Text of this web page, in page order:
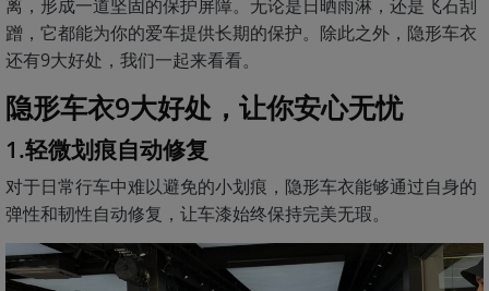
离，形成一道坚固的保护屏障。无论是日晒雨淋，还是飞石刮
蹭，它都能为你的爱车提供长期的保护。除此之外，隐形车衣
还有9大好处，我们一起来看看。
隐形车衣9大好处，让你安心无忧
1.轻微划痕自动修复
对于日常行车中难以避免的小划痕，隐形车衣能够通过自身的
弹性和韧性自动修复，让车漆始终保持完美无瑕。